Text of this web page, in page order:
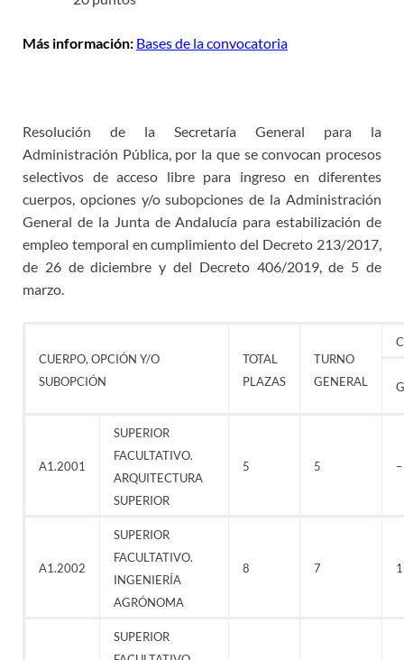
Más información: Bases de la convocatoria
Resolución de la Secretaría General para la
Administración Pública, por la que se convocan procesos
selectivos de acceso libre para ingreso en diferentes
cuerpos, opciones y/o subopciones de la Administración
General de la Junta de Andalucía para estabilización de
empleo temporal en cumplimiento del Decreto 213/2017,
de 26 de diciembre y del Decreto 406/2019, de 5 de
marzo.
CUERPO, OPCIÓN Y/O
SUBOPCIÓN
TOTAL
PLAZAS
TURNO
GENERAL
A1.2001
SUPERIOR
FACULTATIVO.
ARQUITECTURA
SUPERIOR
5 5 –
A1.2002
SUPERIOR
FACULTATIVO.
INGENIERÍA
AGRÓNOMA
8 7 1
SUPERIOR